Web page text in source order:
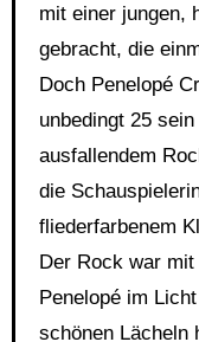
mit einer jungen,
gebracht, die
Doch Penelopé
unbedingt 25
ausfallendem
die
fliederfarbenem
Der Rock war
Penelopé im
schönen Lächeln